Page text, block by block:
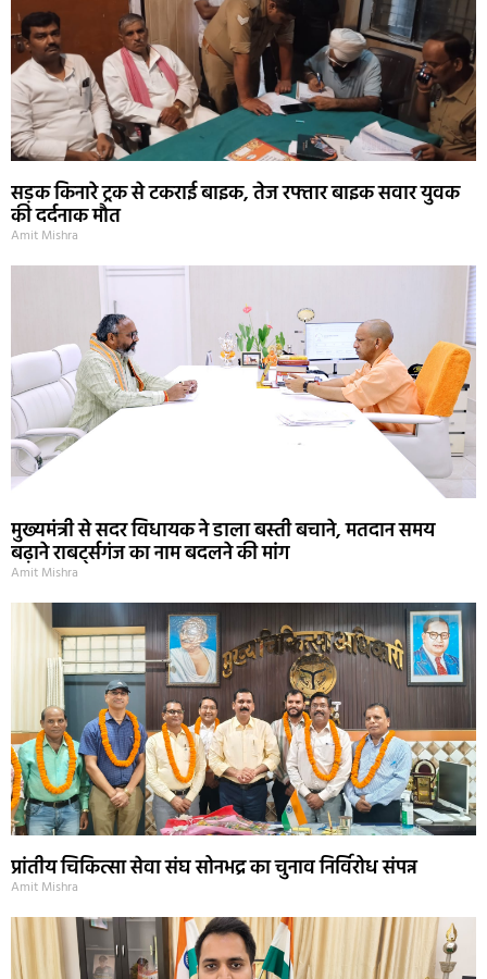
सड़क किनारे ट्रक से टकराई बाइक, तेज रफ्तार बाइक सवार युवक
की दर्दनाक मौत
Amit Mishra
मुख्यमंत्री से सदर विधायक ने डाला बस्ती बचाने, मतदान समय
बढ़ाने राबर्ट्सगंज का नाम बदलने की मांग
Amit Mishra
प्रांतीय चिकित्सा सेवा संघ सोनभद्र का चुनाव निर्विरोध संपन्न
Amit Mishra